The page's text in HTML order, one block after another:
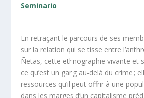
Seminario
En retraçant le parcours de ses
sur la relation qui se tisse entre
Ñetas, cette ethnographie vivante et
ce qu’est un gang au-delà du crime ;
ressources qu’il peut offrir à une
dans les marges d’un capitalisme